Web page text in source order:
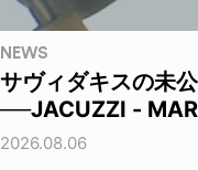
NEWS
サヴィダキスの未
──JACUZZI -
2026.08.06